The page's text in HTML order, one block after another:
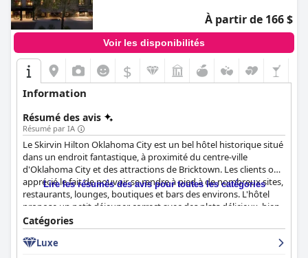
À partir de 166 $
Voir les disponibilités
$
Information
Résumé des avis
Résumé par IA
Le Skirvin Hilton Oklahoma City est un bel hôtel historique situé
dans un endroit fantastique, à proximité du centre-ville
d'Oklahoma City et des attractions de Bricktown. Les clients ont
apprécié le fait de pouvoir se rendre à pied à de nombreux sites,
restaurants, lounges, boutiques et bars des environs. L'hôtel
propose un petit déjeuner correct avec des plats délicieux, bien
que certains clients aient eu des temps d'attente trop longs et
aient rencontré un personnel impoli. Les chambres sont
confortables, propres et spacieuses et certaines sont décrites
Lire les résumés des avis pour toutes les catégories
Catégories
Luxe